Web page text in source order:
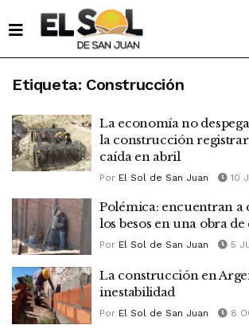
Etiqueta: Construcción
La economía no
la construcción
caída en abril
Por El Sol de San Juan 10
Polémica: encuentran a
los besos en una obra
Por El Sol de San Juan 5
La construcción en
inestabilidad
Por El Sol de San Juan 8